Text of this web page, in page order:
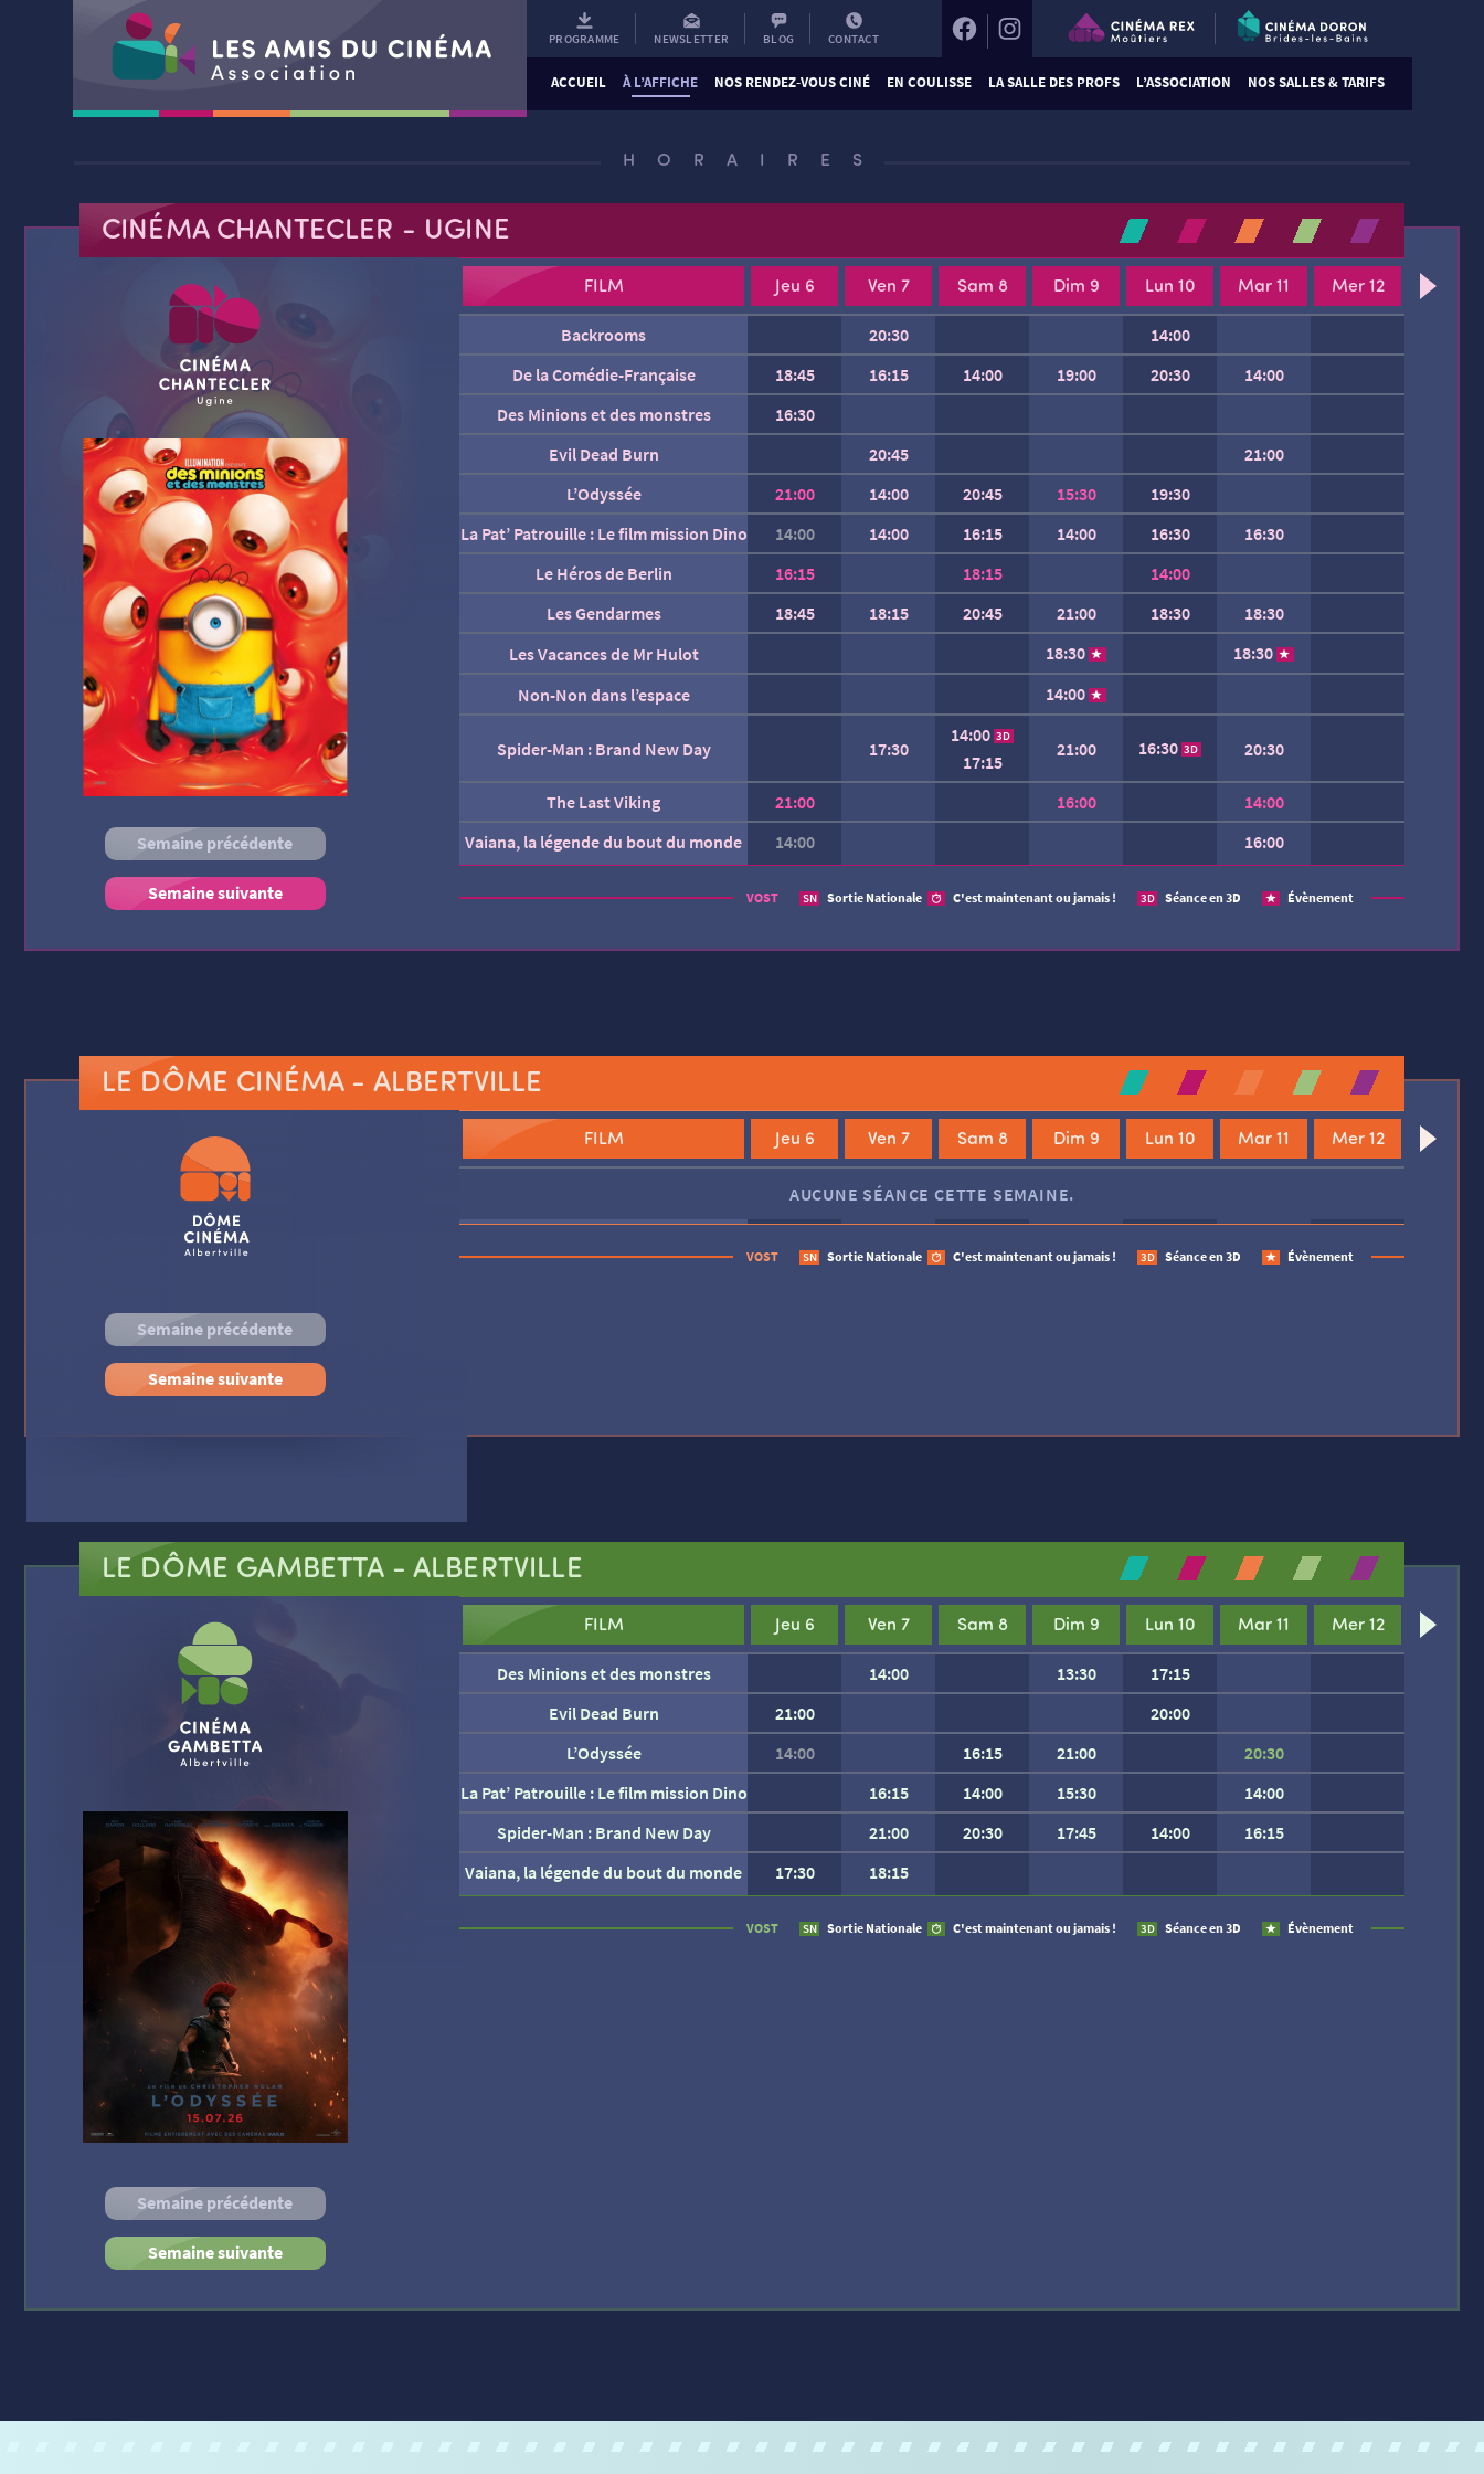
PROGRAMME NEWSLETTER BLOG CONTACT
ACCUEIL À L’AFFICHE NOS RENDEZ-VOUS CINÉ EN COULISSE LA SALLE DES PROFS L’ASSOCIATION NOS SALLES & TARIFS
HORAIRES
CINÉMA CHANTECLER - UGINE
Semaine précédente
Semaine suivante
FILM Jeu 6 Ven 7 Sam 8 Dim 9 Lun 10 Mar 11 Mer 12
Backrooms 20:30
14:00
De la Comédie-Française
18:45 16:15 14:00 19:00 20:30
14:00
Des Minions et des monstres
16:30
Evil Dead Burn
20:45
21:00
L’Odyssée
21:00 14:00 20:45 15:30
19:30
La Pat’ Patrouille : Le film mission Dino
14:00 14:00 16:15 14:00 16:30
16:30
Le Héros de Berlin
16:15 18:15
14:00
Les Gendarmes
18:45 18:15 20:45 21:00 18:30
18:30
Les Vacances de Mr Hulot
18:30
18:30
Non-Non dans l’espace
14:00
Spider-Man : Brand New Day 17:30
14:00 3D
17:15
21:00 16:30 3D 20:30
The Last Viking 21:00 16:00
14:00
Vaiana, la légende du bout du monde
14:00
16:00
AUCUNE SÉANCE CETTE SEMAINE.
VOST SN Sortie Nationale C'est maintenant ou jamais ! 3D Séance en 3D Évènement
LE DÔME CINÉMA- ALBERTVILLE
Semaine précédente
Semaine suivante
FILM Jeu 6 Ven 7 Sam 8 Dim 9 Lun 10 Mar 11 Mer 12
Jim Queen
Le Monde à l’envers
AUCUNE SÉANCE CETTE SEMAINE.
VOST SN Sortie Nationale C'est maintenant ou jamais ! 3D Séance en 3D Évènement
LE DÔME GAMBETTA- ALBERTVILLE
Semaine précédente
Semaine suivante
FILM Jeu 6 Ven 7 Sam 8 Dim 9 Lun 10 Mar 11 Mer 12
Des Minions et des monstres 14:00 13:30
17:15
Evil Dead Burn
21:00
20:00
L’Odyssée
14:00 16:15 21:00
20:30
La Pat’ Patrouille : Le film mission Dino
16:15 14:00 15:30
14:00
Spider-Man : Brand New Day
21:00 20:30 17:45 14:00
16:15
Vaiana, la légende du bout du monde
17:30
18:15
AUCUNE SÉANCE CETTE SEMAINE.
VOST SN Sortie Nationale C'est maintenant ou jamais ! 3D Séance en 3D Évènement